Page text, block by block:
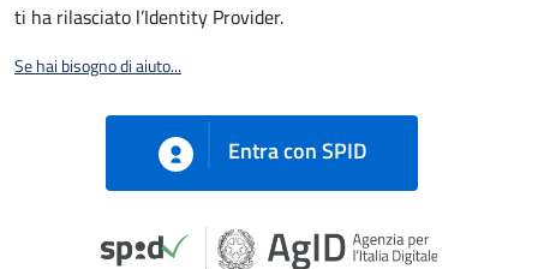
ti ha rilasciato l’Identity Provider.
Se hai bisogno di aiuto...
Entra con SPID